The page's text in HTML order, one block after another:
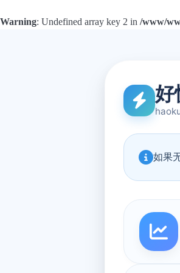
Warning: Undefined array key 2 in /www/